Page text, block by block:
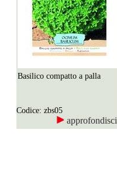
Basilico compatto a palla
Codice: zbs05
approfondisci